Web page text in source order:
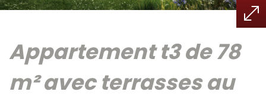
appartement t3 de 78
m² avec terrasses au